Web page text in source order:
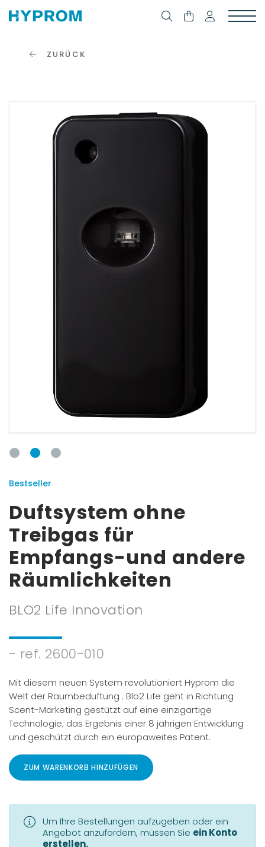
ZURÜCK
Bestseller
Duftsystem ohne
Treibgas für
Empfangs-und andere
Räumlichkeiten
BLO2 Life Innovation
- ref. 2600-010
Mit diesem neuen System revolutioniert Hyprom die
Welt der Raumbeduftung . Blo2 Life geht in Richtung
Scent-Marketing gestützt auf eine einzigartige
Technologie; das Ergebnis einer 8 jährigen Entwicklung
und geschützt durch ein europaweites Patent.
ZUM WARENKORB HINZUFÜGEN
ANSCHLUSSFORM
E-Mail:
Passwort:
Passwort vergessen?
Um Ihre Bestellungen aufzugeben oder ein
Angebot anzufordern, müssen Sie ein Konto
erstellen.